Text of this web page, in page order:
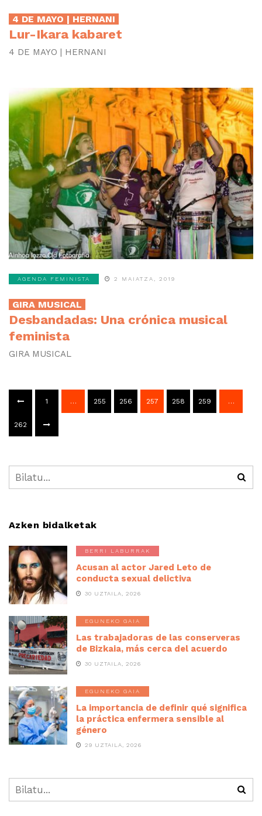
4 DE MAYO | HERNANI
Lur-Ikara kabaret
4 DE MAYO | HERNANI
AGENDA FEMINISTA 2 MAIATZA, 2019
GIRA MUSICAL
Desbandadas: Una crónica musical
feminista
GIRA MUSICAL
1 … 255 256 257 258 259 …
262
Azken bidalketak
BERRI LABURRAK
Acusan al actor Jared Leto de
conducta sexual delictiva
30 UZTAILA, 2026
EGUNEKO GAIA
Las trabajadoras de las conserveras
de Bizkaia, más cerca del acuerdo
30 UZTAILA, 2026
EGUNEKO GAIA
La importancia de definir qué significa
la práctica enfermera sensible al
género
29 UZTAILA, 2026